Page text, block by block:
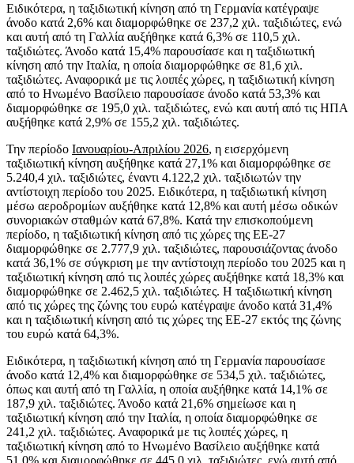
Ειδικότερα, η ταξιδιωτική κίνηση από τη Γερμανία κατέγραψε
άνοδο κατά 2,6% και διαμορφώθηκε σε 237,2 χιλ. ταξιδιώτες, ενώ
και αυτή από τη Γαλλία αυξήθηκε κατά 6,3% σε 110,5 χιλ.
ταξιδιώτες. Άνοδο κατά 15,4% παρουσίασε και η ταξιδιωτική
κίνηση από την Ιταλία, η οποία διαμορφώθηκε σε 81,6 χιλ.
ταξιδιώτες. Αναφορικά με τις λοιπές χώρες, η ταξιδιωτική κίνηση
από το Ηνωμένο Βασίλειο παρουσίασε άνοδο κατά 53,3% και
διαμορφώθηκε σε 195,0 χιλ. ταξιδιώτες, ενώ και αυτή από τις ΗΠΑ
αυξήθηκε κατά 2,9% σε 155,2 χιλ. ταξιδιώτες.
Την περίοδο Ιανουαρίου-Απριλίου 2026, η εισερχόμενη
ταξιδιωτική κίνηση αυξήθηκε κατά 27,1% και διαμορφώθηκε σε
5.240,4 χιλ. ταξιδιώτες, έναντι 4.122,2 χιλ. ταξιδιωτών την
αντίστοιχη περίοδο του 2025. Ειδικότερα, η ταξιδιωτική κίνηση
μέσω αεροδρομίων αυξήθηκε κατά 12,8% και αυτή μέσω οδικών
συνοριακών σταθμών κατά 67,8%. Κατά την επισκοπούμενη
περίοδο, η ταξιδιωτική κίνηση από τις χώρες της ΕΕ-27
διαμορφώθηκε σε 2.777,9 χιλ. ταξιδιώτες, παρουσιάζοντας άνοδο
κατά 36,1% σε σύγκριση με την αντίστοιχη περίοδο του 2025 και η
ταξιδιωτική κίνηση από τις λοιπές χώρες αυξήθηκε κατά 18,3% και
διαμορφώθηκε σε 2.462,5 χιλ. ταξιδιώτες. Η ταξιδιωτική κίνηση
από τις χώρες της ζώνης του ευρώ κατέγραψε άνοδο κατά 31,4%
και η ταξιδιωτική κίνηση από τις χώρες της ΕΕ-27 εκτός της ζώνης
του ευρώ κατά 64,3%.
Ειδικότερα, η ταξιδιωτική κίνηση από τη Γερμανία παρουσίασε
άνοδο κατά 12,4% και διαμορφώθηκε σε 534,5 χιλ. ταξιδιώτες,
όπως και αυτή από τη Γαλλία, η οποία αυξήθηκε κατά 14,1% σε
187,9 χιλ. ταξιδιώτες. Άνοδο κατά 21,6% σημείωσε και η
ταξιδιωτική κίνηση από την Ιταλία, η οποία διαμορφώθηκε σε
241,2 χιλ. ταξιδιώτες. Αναφορικά με τις λοιπές χώρες, η
ταξιδιωτική κίνηση από το Ηνωμένο Βασίλειο αυξήθηκε κατά
51,0% και διαμορφώθηκε σε 445,0 χιλ. ταξιδιώτες, ενώ αυτή από